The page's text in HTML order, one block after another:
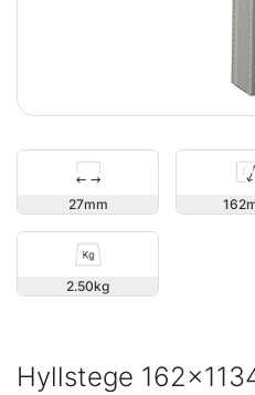
27 162
2.50
Hyllstege